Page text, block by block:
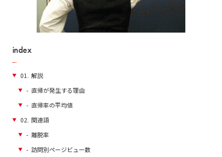
index
01. 解説
- 直帰が発生する理由
- 直帰率の平均値
02. 関連語
- 離脱率
- 訪問別ページビュー数